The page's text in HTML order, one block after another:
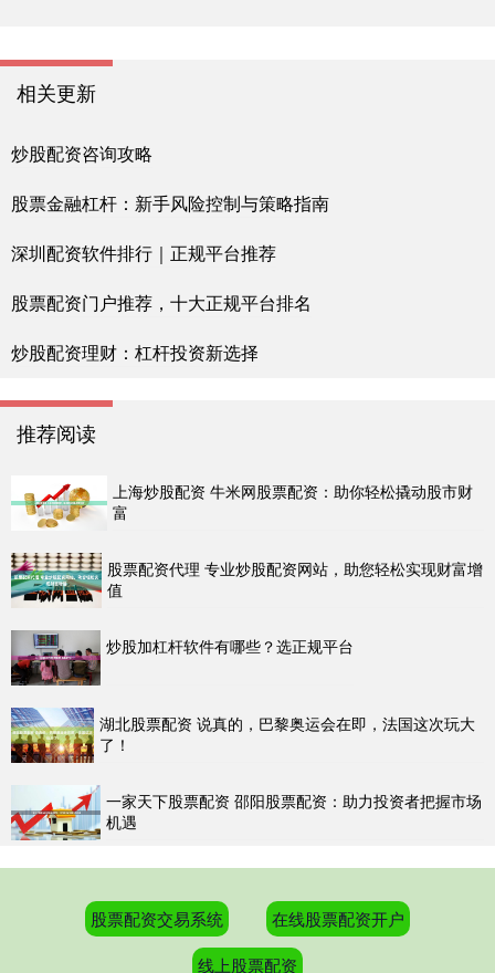
相关更新
炒股配资咨询攻略
股票金融杠杆：新手风险控制与策略指南
深圳配资软件排行｜正规平台推荐
股票配资门户推荐，十大正规平台排名
炒股配资理财：杠杆投资新选择
推荐阅读
上海炒股配资 牛米网股票配资：助你轻松撬动股市财
富
股票配资代理 专业炒股配资网站，助您轻松实现财富增
值
炒股加杠杆软件有哪些？选正规平台
湖北股票配资 说真的，巴黎奥运会在即，法国这次玩大
了！
一家天下股票配资 邵阳股票配资：助力投资者把握市场
机遇
股票配资交易系统
在线股票配资开户
线上股票配资